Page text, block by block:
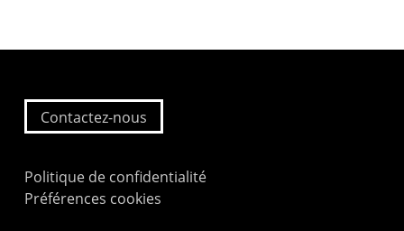
Contactez-nous
Politique de confidentialité
Préférences cookies